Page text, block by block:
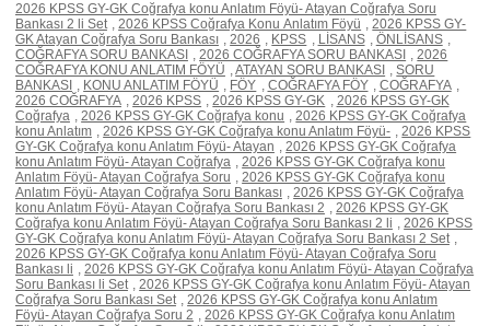
2026 KPSS GY-GK Coğrafya konu Anlatım Föyü- Atayan Coğrafya Soru
Bankası 2 li Set , 2026 KPSS Coğrafya Konu Anlatım Föyü , 2026 KPSS GY-
GK Atayan Coğrafya Soru Bankası , 2026 , KPSS , LİSANS , ÖNLİSANS ,
COĞRAFYA SORU BANKASI , 2026 COĞRAFYA SORU BANKASI , 2026
COĞRAFYA KONU ANLATIM FÖYÜ ,ATAYAN SORU BANKASI , SORU
BANKASI , KONU ANLATIM FÖYÜ , FÖY , COĞRAFYA FÖY , COĞRAFYA ,
2026 COĞRAFYA , 2026 KPSS , 2026 KPSS GY-GK , 2026 KPSS GY-GK
Coğrafya , 2026 KPSS GY-GK Coğrafya konu , 2026 KPSS GY-GK Coğrafya
konu Anlatım , 2026 KPSS GY-GK Coğrafya konu Anlatım Föyü- , 2026 KPSS
GY-GK Coğrafya konu Anlatım Föyü- Atayan , 2026 KPSS GY-GK Coğrafya
konu Anlatım Föyü- Atayan Coğrafya , 2026 KPSS GY-GK Coğrafya konu
Anlatım Föyü- Atayan Coğrafya Soru , 2026 KPSS GY-GK Coğrafya konu
Anlatım Föyü- Atayan Coğrafya Soru Bankası , 2026 KPSS GY-GK Coğrafya
konu Anlatım Föyü- Atayan Coğrafya Soru Bankası 2 , 2026 KPSS GY-GK
Coğrafya konu Anlatım Föyü- Atayan Coğrafya Soru Bankası 2 li , 2026 KPSS
GY-GK Coğrafya konu Anlatım Föyü- Atayan Coğrafya Soru Bankası 2 Set ,
2026 KPSS GY-GK Coğrafya konu Anlatım Föyü- Atayan Coğrafya Soru
Bankası li , 2026 KPSS GY-GK Coğrafya konu Anlatım Föyü- Atayan Coğrafya
Soru Bankası li Set , 2026 KPSS GY-GK Coğrafya konu Anlatım Föyü- Atayan
Coğrafya Soru Bankası Set , 2026 KPSS GY-GK Coğrafya konu Anlatım
Föyü- Atayan Coğrafya Soru 2 , 2026 KPSS GY-GK Coğrafya konu Anlatım